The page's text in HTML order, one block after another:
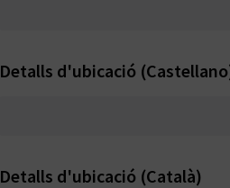
Detalls d'ubicació
Detalls d'ubicació (Català)